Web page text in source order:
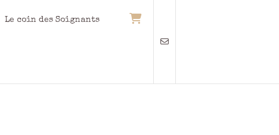
Le coin des Soignants